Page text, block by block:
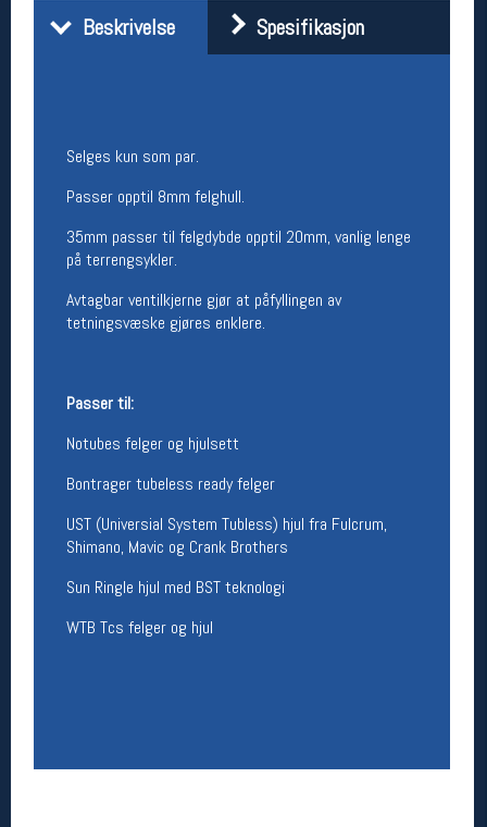
Beskrivelse Spesifikasjon
Selges kun som par.
Passer opptil 8mm felghull.
35mm passer til felgdybde opptil 20mm, vanlig lenge
på terrengsykler.
Avtagbar ventilkjerne gjør at påfyllingen av
tetningsvæske gjøres enklere.
Passer til:
Notubes felger og hjulsett
Bontrager tubeless ready felger
UST (Universial System Tubless) hjul fra Fulcrum,
Shimano, Mavic og Crank Brothers
Sun Ringle hjul med BST teknologi
WTB Tcs felger og hjul
Team Oslo Sportslager
Åpningstider verkstedet
Man-Fredag:
Om verkstedet
For å bestille time må du logge inn i
nettbutikken og trykke på den nederste blå
linjen
Salgsbetingelser
Personsvernerklæring
Informasjonskapsler
Bærekraft
Ledige stillinger